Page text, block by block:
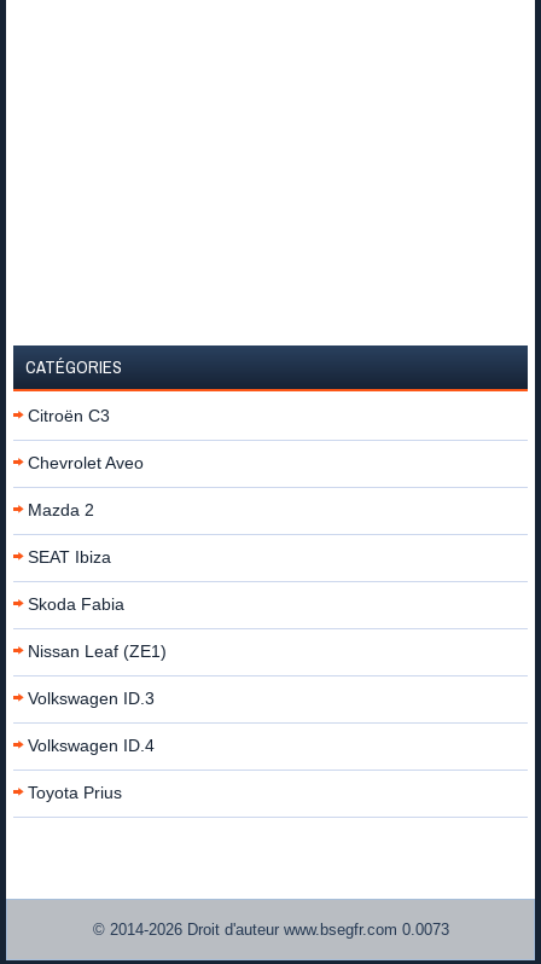
CATÉGORIES
Citroën C3
Chevrolet Aveo
Mazda 2
SEAT Ibiza
Skoda Fabia
Nissan Leaf (ZE1)
Volkswagen ID.3
Volkswagen ID.4
Toyota Prius
© 2014-2026 Droit d'auteur www.bsegfr.com 0.0073